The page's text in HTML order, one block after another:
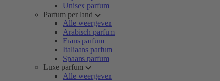
Unisex parfum
Parfum per land
Alle weergeven
Arabisch parfum
Frans parfum
Italiaans parfum
Spaans parfum
Luxe parfum
Alle weergeven